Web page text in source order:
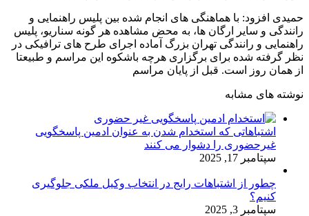
حمیدی افزود: با هماهنگی های انجام شده بین پلیس راهنمایی و
رانندگی و سایر ارگان ها، به محض مشاهده هر گونه سناریو، پلیس
راهنمایی و رانندگی تهران بزرگ آماده اجرای طرح های ترافیکی در
نظر گرفته شده برای برگزاری هرچه باشکوه این مراسم و طبیعتا
از همان روز است. قبل از پایان مراسم
نوشته های مشابه
اشتباهاتی که استخدام شدن به عنوان ادمین پاسخگویی
غیرحضوری را دشوار می کنند
سپتامبر 17, 2025
چطور از اشتباهات رایج در انتخاب وکیل ملکی جلوگیری
کنیم؟
سپتامبر 3, 2025